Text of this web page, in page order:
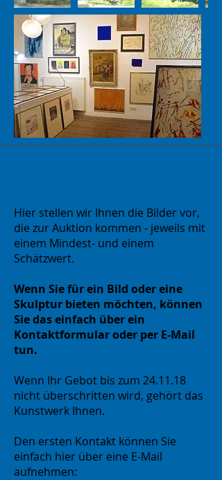
Hier stellen wir Ihnen die Bilder vor,
die zur Auktion kommen - jeweils mit
einem Mindest- und einem
Schätzwert.
Wenn Sie für ein Bild oder eine
Skulptur bieten möchten, können
Sie das einfach über ein
Kontaktformular oder per E-Mail
tun.
Wenn Ihr Gebot bis zum 24.11.18
nicht überschritten wird, gehört das
Kunstwerk Ihnen.
Den ersten Kontakt können Sie
einfach hier über eine E-Mail
aufnehmen: